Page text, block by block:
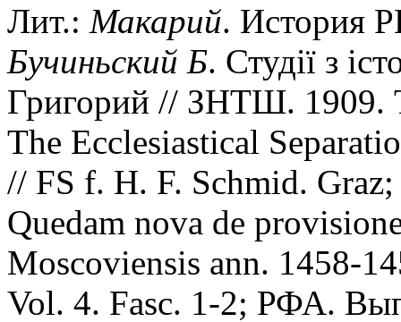
Лит.: Макарий. История
Бучиньский Б. Студiï з
Григорий // ЗНТШ. 1909.
The Ecclesiastical
// FS f. H. F. Schmid.
Quedam nova de
Moscoviensis ann. 1458-
Vol. 4. Fasc. 1-2; РФА.